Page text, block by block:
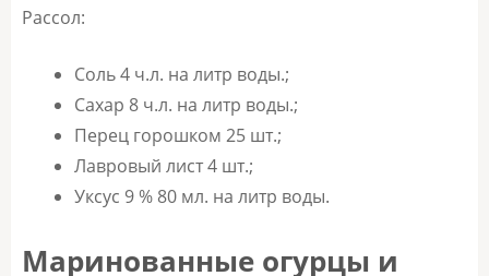
Рассол:
Соль 4 ч.л. на литр воды.;
Сахар 8 ч.л. на литр воды.;
Перец горошком 25 шт.;
Лавровый лист 4 шт.;
Уксус 9 % 80 мл. на литр воды.
Маринованные огурцы и